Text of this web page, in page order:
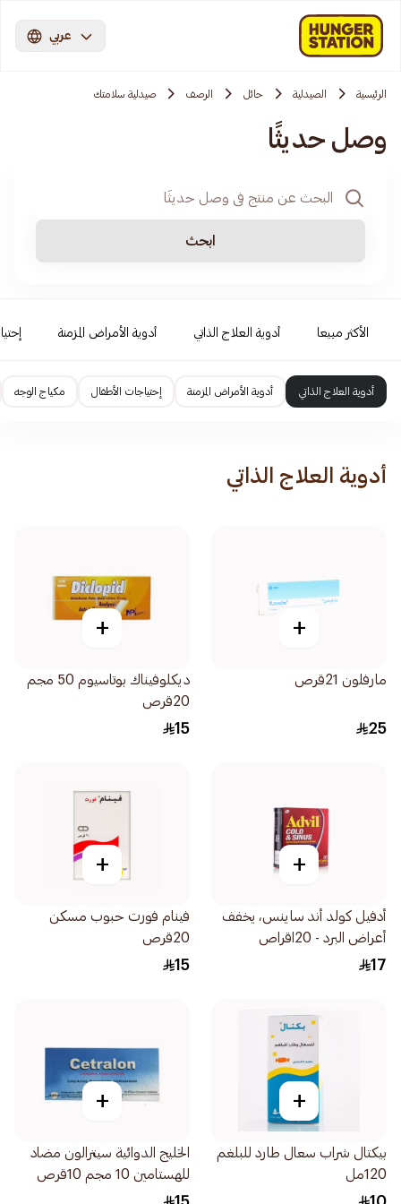
عربي
الرئيسية الصيدلية حائل الرصف صيدلية سلامتك
وصل حديثًا
ابحث
الأكثر مبيعا أدوية العلاج الذاتي أدوية الأمراض المزمنة
أدوية العلاج الذاتي أدوية الأمراض المزمنة إحتياجات الأطفال مكياج الوجه
أدوية العلاج الذاتي
+
مارفلون 21قرص
25
+
ديكلوفيناك بوتاسيوم 50 مجم
20قرص
15
+
أدفيل كولد أند ساينس، يخفف
أعراض البرد - 20اقراص
17
+
فينام فورت حبوب مسكن
20قرص
15
+
بيكتال شراب سعال طارد للبلغم
120مل
+
الخليج الدوائية سيترالون مضاد
للهستامين 10 مجم 10قرص